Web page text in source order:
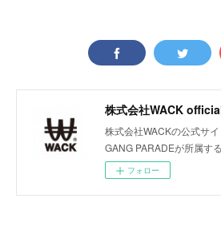
株式会社WACK
株式会社WACKの公式サ
GANG PARADEが所属す
フォロー